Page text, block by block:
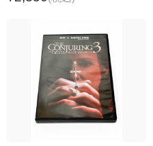
テレビ関連
ヘア用品
延長コード・電源タップ
空調家電
暖房器具